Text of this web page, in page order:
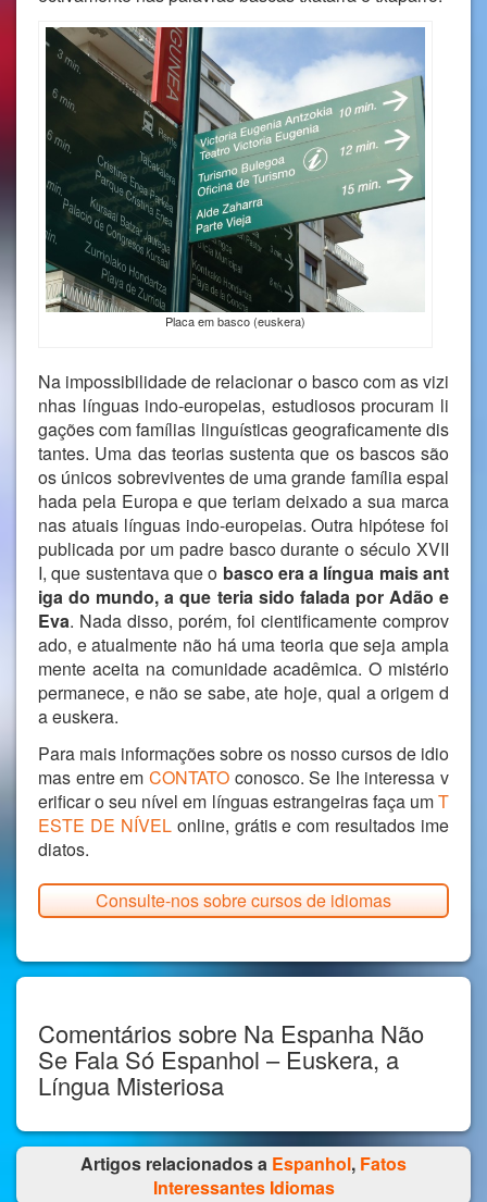
Placa em basco (euskera)
Na impossibilidade de relacionar o basco com as vizi
nhas línguas indo-europeias, estudiosos procuram li
gações com famílias linguísticas geograficamente dis
tantes. Uma das teorias sustenta que os bascos são
os únicos sobreviventes de uma grande família espal
hada pela Europa e que teriam deixado a sua marca
nas atuais línguas indo-europeias. Outra hipótese foi
publicada por um padre basco durante o século XVII
I, que sustentava que o basco era a língua mais ant
iga do mundo, a que teria sido falada por Adão e
Eva. Nada disso, porém, foi cientificamente comprov
ado, e atualmente não há uma teoria que seja ampla
mente aceita na comunidade acadêmica. O mistério
permanece, e não se sabe, ate hoje, qual a origem d
a euskera.
Para mais informações sobre os nosso cursos de idio
mas entre em CONTATOconosco. Se lhe interessa v
erificar o seu nível em línguas estrangeiras faça umT
ESTE DE NÍVELonline, grátis e com resultados ime
diatos.
Consulte-nos sobre cursos de idiomas
Comentários sobre Na Espanha Não
Se Fala Só Espanhol – Euskera, a
Língua Misteriosa
Artigos relacionados a Espanhol, Fatos
Interessantes Idiomas